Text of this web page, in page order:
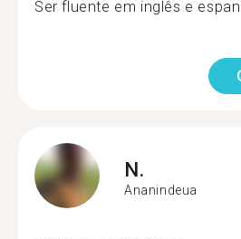
Ser fluente em inglês e
N.
Ananindeua